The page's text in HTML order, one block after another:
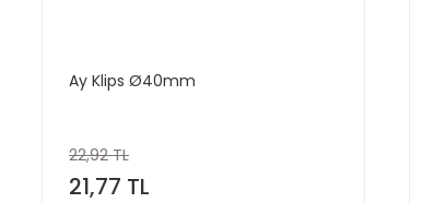
Ay Klips Ø40mm
22,92 TL
21,77 TL